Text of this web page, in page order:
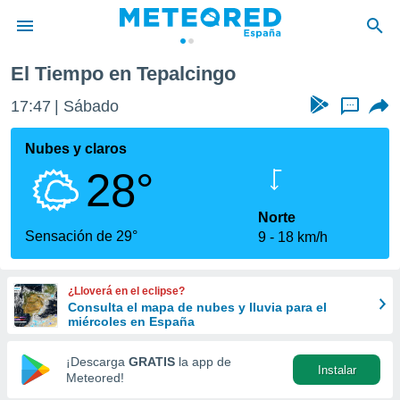
de
por
que se
calidad.
a este
las
y
forma
digital
basada
El Tiempo en Tepalcingo
17:47 Sábado ...
Nubes y claros
28°
Sensación de 29°
Norte
9
18 km/h
¿Lloverá en el eclipse?
Consulta el mapa de nubes y lluvia para el
miércoles en España
¡Descarga GRATIS la app de
Meteored!
Instalar